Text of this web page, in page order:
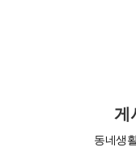
게
동네생